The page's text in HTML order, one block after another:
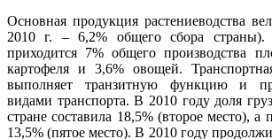
Основная продукция растениеводства
2010 г. – 6,2% общего сбора
приходится 7% общего производства
картофеля и 3,6% овощей.
выполняет транзитную функцию и
видами транспорта. В 2010 году доля
стране составила 18,5% (второе место), а
13,5% (пятое место). В 2010 году